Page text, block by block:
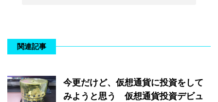
関連記事
今更だけど、仮想通貨に投資をして
みようと思う 仮想通貨投資デビュ